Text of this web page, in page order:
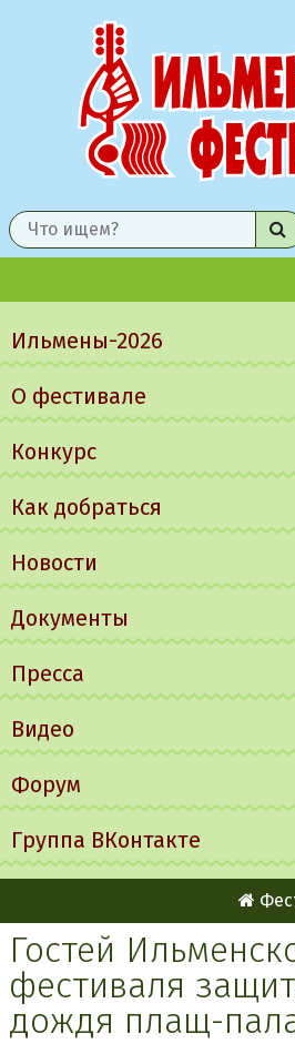
меню
Ильмены-2026
О фестивале
Конкурс
Как добраться
Новости
Документы
Пресса
Видео
Форум
Группа ВКонтакте
Гостей
фестиваля
дождя плащ-